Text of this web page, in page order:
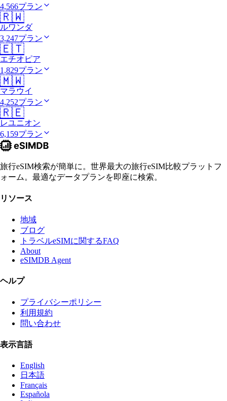
4,566プラン
🇷🇼
ルワンダ
3,247プラン
🇪🇹
エチオピア
1,829プラン
🇲🇼
マラウイ
4,252プラン
🇷🇪
レユニオン
6,159プラン
旅行eSIM検索が簡単に。世界最大の旅行eSIM比較プラットフ
ォーム。最適なデータプランを即座に検索。
リソース
地域
ブログ
トラベルeSIMに関するFAQ
About
eSIMDB Agent
ヘルプ
プライバシーポリシー
利用規約
問い合わせ
表示言語
English
日本語
Français
Española